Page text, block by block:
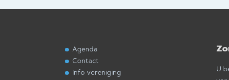
Agenda
Contact
Info vereniging
U